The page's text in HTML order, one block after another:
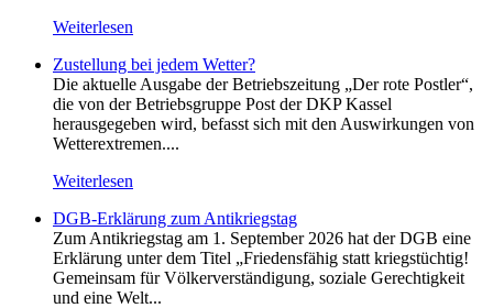
Weiterlesen
Zustellung bei jedem Wetter?
Die aktuelle Ausgabe der Betriebszeitung „Der rote Postler“,
die von der Betriebsgruppe Post der DKP Kassel
herausgegeben wird, befasst sich mit den Auswirkungen von
Wetterextremen....
Weiterlesen
DGB-Erklärung zum Antikriegstag
Zum Antikriegstag am 1. September 2026 hat der DGB eine
Erklärung unter dem Titel „Friedensfähig statt kriegstüchtig!
Gemeinsam für Völkerverständigung, soziale Gerechtigkeit
und eine Welt...